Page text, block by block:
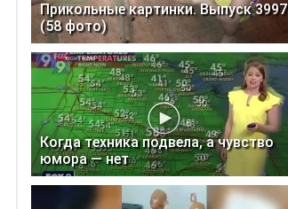
Прикольные картинки. Выпуск 3997
(58 фото)
Когда техника подвела, а чувство
юмора — нет